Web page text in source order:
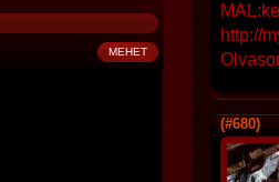
http://
(#680)